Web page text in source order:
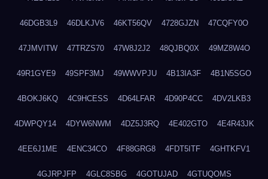
46DGB3L9 46DLKJV6 46KT56QV 4728GJZN 47CQFY0O
47JMVITW 47TRZS70 47W8J2J2 48QJBQ0X 49MZ8W4O
49R1GYE9 49SPF3MJ 49WWVPJU 4B13IA3F 4B1N5SGO
4BOKJ6KQ 4C9HCESS 4D64LFAR 4D90P4CC 4DV2LKB3
4DWPQY14 4DYW6NWM 4DZ5J3RQ 4E402GTO 4E4R43JK
4EE6J1ME 4ENC34CO 4F88GRG8 4FDT5ITF 4GHTKFV1
4GJRPJFP 4GLC8SBG 4GOTUJAD 4GTUQOMS